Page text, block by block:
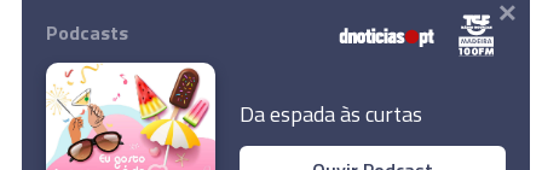
Instale a nossa App
Podcasts
Da espada às curtas